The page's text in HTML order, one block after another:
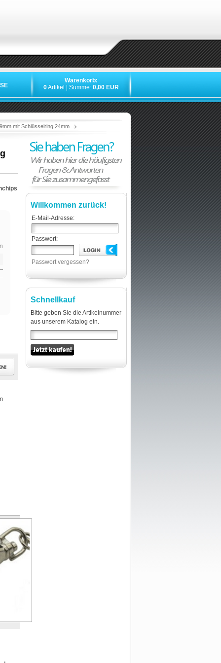
Warenkorb:
0Artikel | Summe: 0,00 EUR
mit Schlüsselring 24mm
Willkommen zurück!
E-Mail-Adresse:
Passwort:
Passwort vergessen?
Schnellkauf
Bitte geben Sie die Artikelnummer
aus unserem Katalog ein.